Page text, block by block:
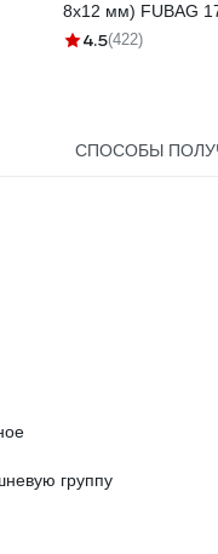
8x12 мм) FUBAG
4.5(422)
СПОСОБЫ
группу